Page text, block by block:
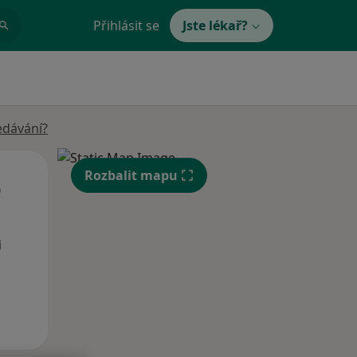
Přihlásit se Jste lékař?
St Čt
13 Srpen
Rozbalit mapu